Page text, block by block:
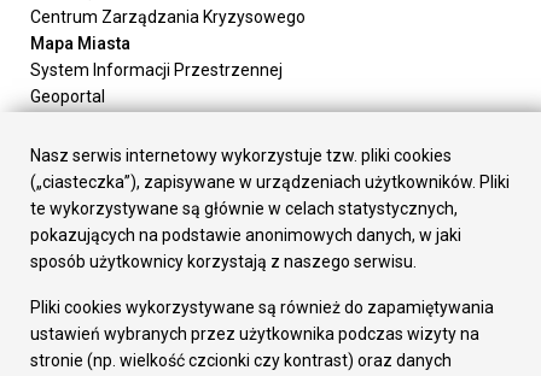
Centrum Zarządzania Kryzysowego
Mapa Miasta
System Informacji Przestrzennej
Geoportal
Załatw sprawę
Prezydent Miasta
Rada Miasta
Wydziały
Elektroniczna Skrzynka Podawcza
Gospodarka
Fundusze europejskie
Środki krajowe
Nasz serwis internetowy wykorzystuje tzw. pliki cookies
(„ciasteczka”), zapisywane w urządzeniach użytkowników. Pliki
te wykorzystywane są głównie w celach statystycznych,
pokazujących na podstawie anonimowych danych, w jaki
sposób użytkownicy korzystają z naszego serwisu.
Pliki cookies wykorzystywane są również do zapamiętywania
ustawień wybranych przez użytkownika podczas wizyty na
stronie (np. wielkość czcionki czy kontrast) oraz danych